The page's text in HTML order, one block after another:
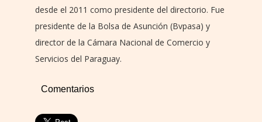
desde el 2011 como presidente del directorio. Fue
presidente de la Bolsa de Asunción (Bvpasa) y
director de la Cámara Nacional de Comercio y
Servicios del Paraguay.
Comentarios